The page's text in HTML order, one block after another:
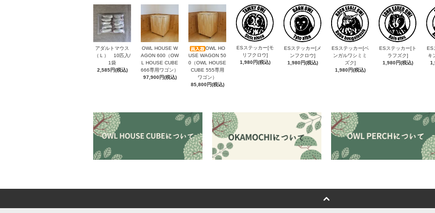
アダルトマウス
（Ｌ） 10匹入/
1袋
2,585円(税込)
OWL HOUSE W
AGON 600（OW
L HOUSE CUBE
666専用ワゴン）
97,900円(税込)
OWL HO
USE WAGON 50
0（OWL HOUSE
CUBE 555専用
ワゴン）
85,800円(税込)
ESステッカー[モ
リフクロウ]
1,980円(税込)
ESステッカー[メ
ンフクロウ]
1,980円(税込)
ESステッカー[ベ
ンガルワシミミ
ズク]
1,980円(税込)
ESステッカー[ト
ラフズク]
1,980円(税込)
ES
キ